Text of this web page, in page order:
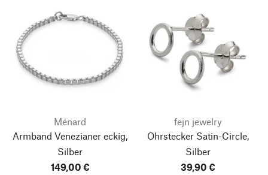
Ménard
Armband Venezianer eckig,
Silber
149,00 €
fejn jewelry
Ohrstecker Satin-Circle,
Silber
39,90 €